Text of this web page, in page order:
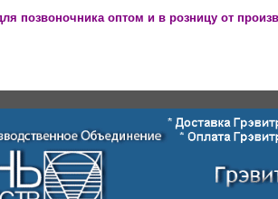
позвоночника оптом и в розницу от